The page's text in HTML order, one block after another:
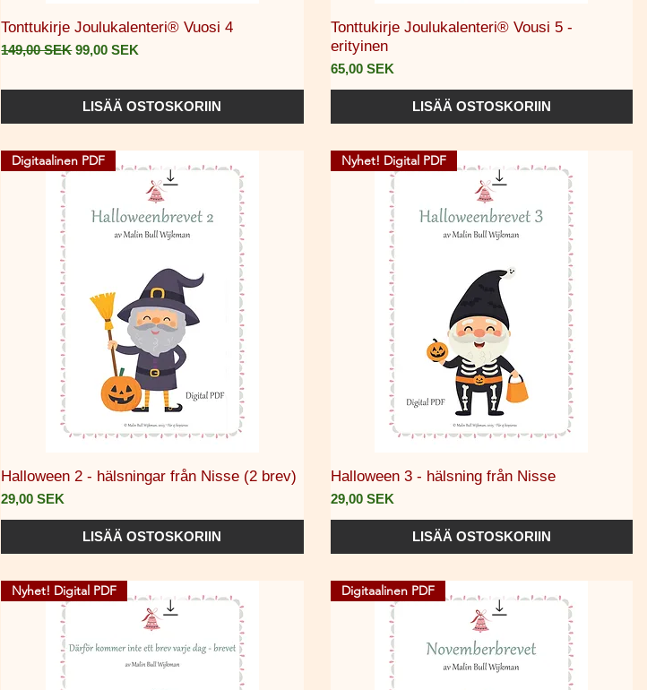
Pikakatselu
Tonttukirje Joulukalenteri® Vuosi 4
Normaali hinta
149,00 SEK Alehinta
99,00 SEK
LISÄÄ OSTOSKORIIN
Pikakatselu
Tonttukirje Joulukalenteri® Vousi 5 -
erityinen
Hinta
65,00 SEK
LISÄÄ OSTOSKORIIN
Pikakatselu
Digitaalinen PDF
Halloween 2 - hälsningar från Nisse (2 brev)
Hinta
29,00 SEK
LISÄÄ OSTOSKORIIN
Pikakatselu
Nyhet! Digital PDF
Halloween 3 - hälsning från Nisse
Hinta
29,00 SEK
LISÄÄ OSTOSKORIIN
Nyhet! Digital PDF Digitaalinen PDF